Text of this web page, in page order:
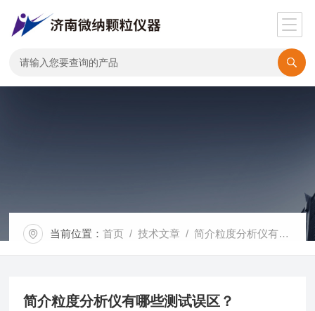
当前位置：首页 /技术文章 / 简介粒度分析仪有哪些测试误区？
简介粒度分析仪有哪些测试误区？